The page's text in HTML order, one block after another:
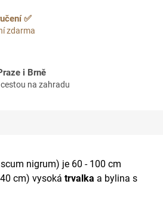
✅
zdarma
i Brně
na zahradu
nigrum) je 60 - 100 cm
cm) vysoká trvalka a bylina s